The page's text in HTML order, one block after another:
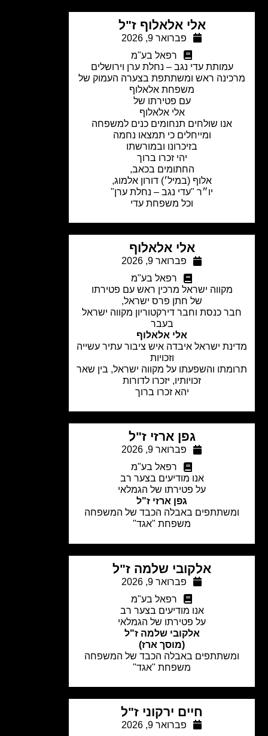
אלי אלאלוף ז"ל
פברואר 9, 2026
רפאל בע"מ
עמותת עדי נגב – נחלת ערן וירושלים
ראש ומשתתפת בצערה העמוק של
משפחת אלאלוף
עם פטירתו של
אלי אלאלוף
אנו שולחים תנחומים כנים למשפחה
ומייחלים כי תמצאו נחמה
בזיכרונו ובמורשתו
יהי זכרו ברוך
החתומים בכאב,
אלוף (במיל׳) דורון אלמוג,
יו״ר "עדי נגב – נחלת ערן"
וכל משפחת עדי
אלי אלאלוף
פברואר 9, 2026
רפאל בע"מ
מקווה ישראל מרכין ראש עם פטירתו
של חתן פרס ישראל,
כנסת וחבר דירקטוריון מקווה ישראל
אלי אלאלוף
ישראל איבדה איש ציבור עתיר עשייה
והשפעתו על מקווה ישראל, בין שאר
זכויותיו, יזכרו לדורות
יהא זכרו ברוך
גפן ארזי ז"ל
פברואר 9, 2026
רפאל בע"מ
אנו מודיעים בצער רב
על פטירתו של הגמלאי
גפן ארזי ז"ל
באבלה הכבד של המשפחה
משפחת "אגד"
אלקובי שלמה ז"ל
פברואר 9, 2026
רפאל בע"מ
אנו מודיעים בצער רב
על פטירתו של הגמלאי
אלקובי שלמה ז"ל
(מוסך ארז)
באבלה הכבד של המשפחה
משפחת "אגד"
חיים ירקוני ז"ל
פברואר 9, 2026